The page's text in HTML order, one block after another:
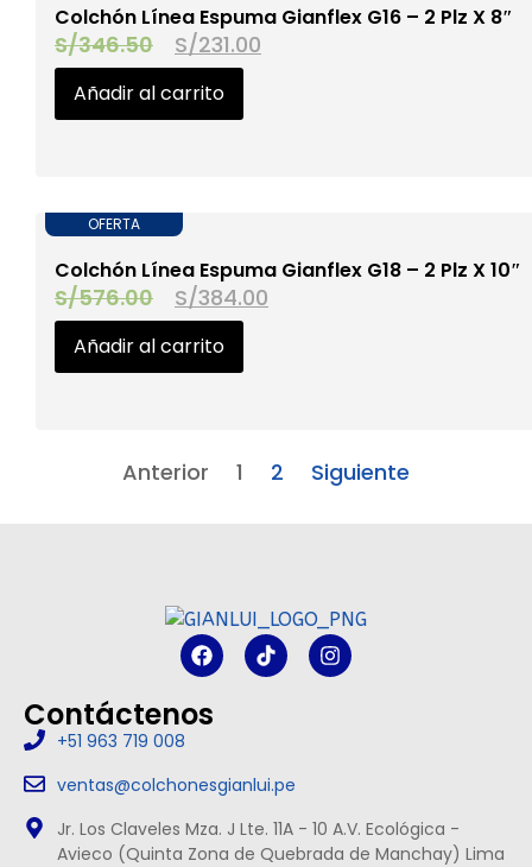
‎Colchón Línea Espuma Gianflex G16 – 2 Plz X 8″
S/346.50 S/231.00
Añadir al carrito
OFERTA
‎Colchón Línea Espuma Gianflex G18 – 2 Plz X 10″
S/576.00 S/384.00
Añadir al carrito
Anterior 1 2 Siguiente
Contáctenos
+51 963 719 008
ventas@colchonesgianlui.pe
Jr. Los Claveles Mza. J Lte. 11A - 10 A.V. Ecológica -
Avieco (Quinta Zona de Quebrada de Manchay) Lima